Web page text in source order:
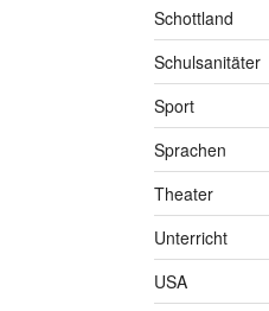
Schottland
Schulsanitäter
Sport
Sprachen
Theater
Unterricht
USA